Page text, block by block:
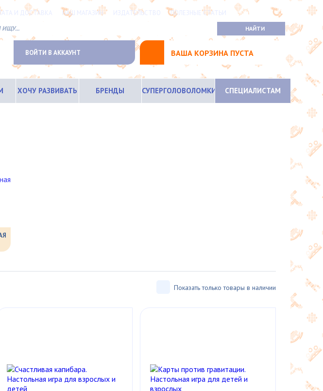
И ДОСТАВКА НАШ МАГАЗИН ИЗДАТЕЛЬСТВО ПОЛЕЗНЫЕ СТАТЬИ
ВОЙТИ В АККАУНТ ВАША КОРЗИНА ПУСТА
ХОЧУ РАЗВИВАТЬ БРЕНДЫ СУПЕРГОЛОВОЛОМКИ СПЕЦИАЛИСТАМ
Показать только товары в наличии